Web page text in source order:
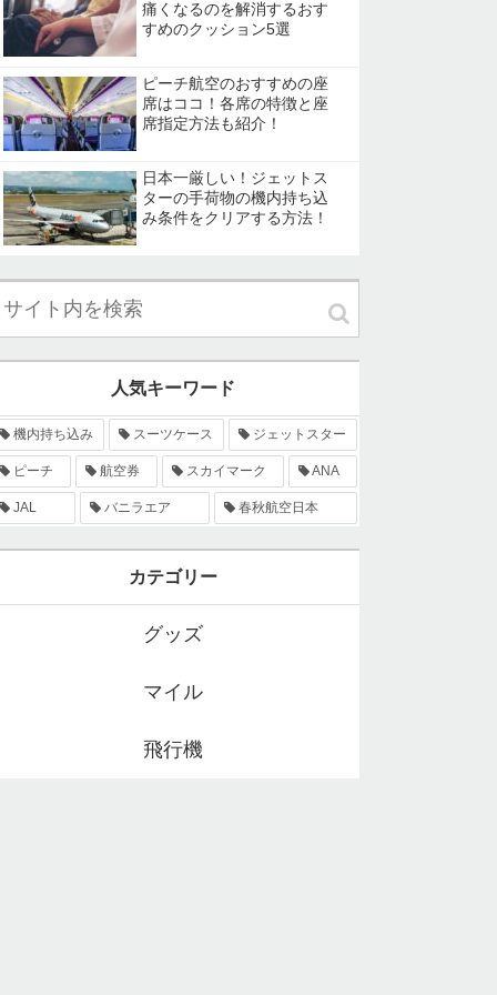
痛くなるのを解消するおす
すめのクッション5選
ピーチ航空のおすすめの座
席はココ！各席の特徴と座
席指定方法も紹介！
日本一厳しい！ジェットス
ターの手荷物の機内持ち込
み条件をクリアする方法！
人気キーワード
機内持ち込み スーツケース ジェットスター
ピーチ 航空券 スカイマーク ANA
JAL バニラエア 春秋航空日本
カテゴリー
グッズ
マイル
飛行機